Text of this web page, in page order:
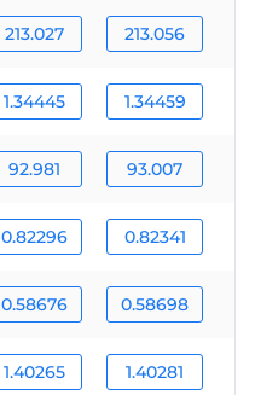
213.027 213.056
1.34445 1.34459
92.981 93.007
0.82296 0.82341
0.58676 0.58698
1.40265 1.40281